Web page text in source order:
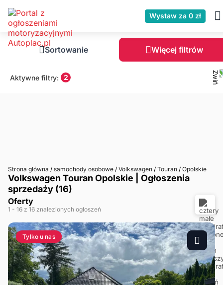
Wystaw za 0 zł
Sortowanie Więcej filtrów
Aktywne filtry: 2
Strona główna / samochody osobowe / Volkswagen / Touran / Opolskie
Volkswagen Touran Opolskie | Ogłoszenia
sprzedaży (16)
Oferty
1 - 16 z 16 znalezionych ogłoszeń
Tylko u nas